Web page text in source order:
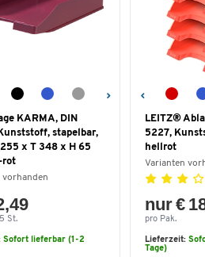
KARMA, DIN
stapelbar,
x T 348 x H 65
rot
vorhanden
St.
Sofort lieferbar (1-2
LEITZ®
5227,
hellrot
Varianten
nur €
pro Pak.
Lieferzeit:
Tage)